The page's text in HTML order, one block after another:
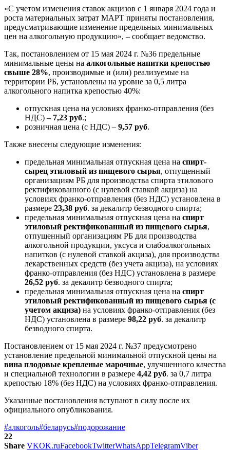
«С учетом изменения ставок акцизов с 1 января 2024 года и
роста материальных затрат МАРТ приняты постановления,
предусматривающие изменение предельных минимальных
цен на алкогольную продукцию», – сообщает ведомство.
Так, постановлением от 15 мая 2024 г. №36 предельные
минимальные цены на алкогольные напитки крепостью
свыше 28%, производимые и (или) реализуемые на
территории РБ, установлены на уровне за 0,5 литра
алкогольного напитка крепостью 40%:
отпускная цена на условиях франко-отправления (без
НДС) – 7,23 руб.;
розничная цена (с НДС) – 9,57 руб.
Также внесены следующие изменения:
предельная минимальная отпускная цена на спирт-
сырец этиловый из пищевого сырья, отпущенный
организациям РБ для производства спирта этилового
ректификованного (с нулевой ставкой акциза) на
условиях франко-отправления (без НДС) установлена в
размере 23,38 руб. за декалитр безводного спирта;
предельная минимальная отпускная цена на спирт
этиловый ректификованный из пищевого сырья,
отпущенный организациям РБ для производства
алкогольной продукции, уксуса и слабоалкогольных
напитков (с нулевой ставкой акциза), для производства
лекарственных средств (без учета акциза), на условиях
франко-отправления (без НДС) установлена в размере
26,52 руб. за декалитр безводного спирта;
предельная минимальная отпускная цена на спирт
этиловый ректификованный из пищевого сырья (с
учетом акциза) на условиях франко-отправления (без
НДС) установлена в размере 98,22 руб. за декалитр
безводного спирта.
Постановлением от 15 мая 2024 г. №37 предусмотрено
установление предельной минимальной отпускной цены на
вина плодовые крепленые марочные, улучшенного качества
и специальной технологии в размере 4,42 руб. за 0,7 литра
крепостью 18% (без НДС) на условиях франко-отправления.
Указанные постановления вступают в силу после их
официального опубликования.
#алкоголь#беларусь#подорожание
22
Share VKOK.ruFacebookTwitterWhatsAppTelegramViber